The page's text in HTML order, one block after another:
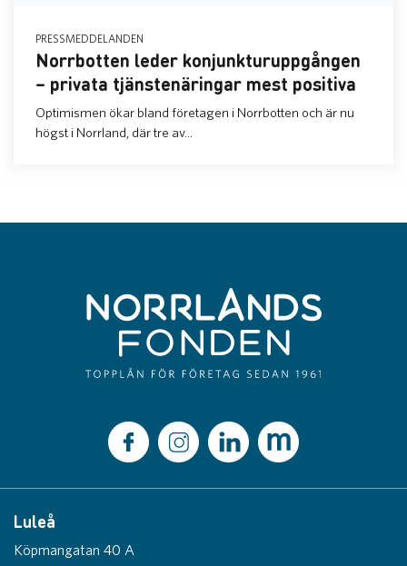
PRESSMEDDELANDEN
Norrbotten leder konjunkturuppgången
– privata tjänstenäringar mest positiva
Optimismen ökar bland företagen i Norrbotten och är nu
högst i Norrland, där tre av...
Luleå
Köpmangatan 40 A